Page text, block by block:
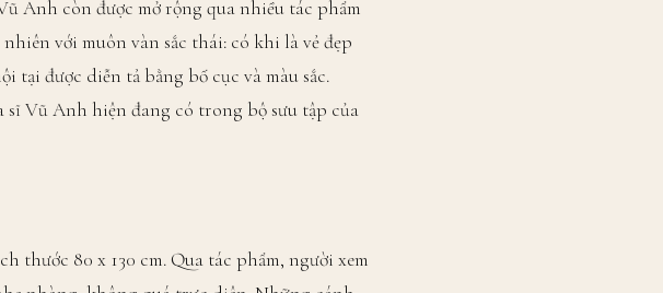
Anh còn được mở rộng qua nhiều tác phẩm
với muôn vàn sắc thái: có khi là vẻ đẹp
tại được diễn tả bằng bố cục và màu sắc.
sĩ Vũ Anh hiện đang có trong bộ sưu tập của
thước 80 x 130 cm. Qua tác phẩm, người xem